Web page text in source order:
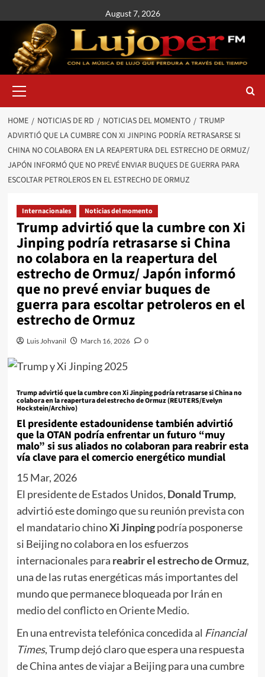
August 7, 2026
HOME NOTICIAS DE RD NOTICIAS DEL MOMENTO
TRUMP
ADVIRTIÓ QUE LA CUMBRE CON XI JINPING PODRÍA RETRASARSE SI
CHINA NO COLABORA EN LA REAPERTURA DEL ESTRECHO DE ORMUZ/
JAPÓN INFORMÓ QUE NO PREVÉ ENVIAR BUQUES DE GUERRA PARA
ESCOLTAR PETROLEROS EN EL ESTRECHO DE ORMUZ
Internacionales Noticias del momento
Trump advirtió que la cumbre con Xi
Jinping podría retrasarse si China
no colabora en la reapertura del
estrecho de Ormuz/ Japón informó
que no prevé enviar buques de
guerra para escoltar petroleros en el
estrecho de Ormuz
Luis Johvanil March 16, 2026 0
Trump advirtió que la cumbre con Xi Jinping podría retrasarse si China no
colabora en la reapertura del estrecho de Ormuz (REUTERS/Evelyn
Hockstein/Archivo)
El presidente estadounidense también advirtió
que la OTAN podría enfrentar un futuro “muy
malo” si sus aliados no colaboran para reabrir esta
vía clave para el comercio energético mundial
15 Mar, 2026
El presidente de Estados Unidos, Donald Trump,
advirtió este domingo que su reunión prevista con
el mandatario chinoXi Jinpingpodría posponerse
si Beijing no colabora en los esfuerzos
internacionales para reabrir el estrecho de Ormuz,
una de las rutas energéticas más importantes del
mundo que permanece bloqueada por Iránen
medio del conflicto en Oriente Medio.
En una entrevista telefónica concedida al Financial
Times, Trump dejó claro que espera una respuesta
de China antes de viajar a Beijing para una cumbre